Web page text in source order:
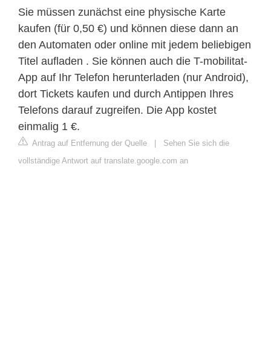
Sie müssen zunächst eine physische Karte
kaufen (für 0,50 €) und können diese dann an
den Automaten oder online mit jedem beliebigen
Titel aufladen . Sie können auch die T-mobilitat-
App auf Ihr Telefon herunterladen (nur Android),
dort Tickets kaufen und durch Antippen Ihres
Telefons darauf zugreifen. Die App kostet
einmalig 1 €.
Antrag auf Entfernung der Quelle
Sehen Sie sich die
vollständige Antwort auf translate.google.com an